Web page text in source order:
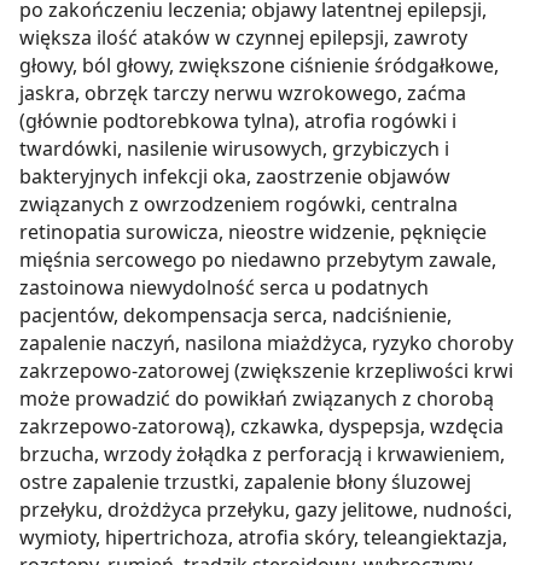
po zakończeniu leczenia; objawy latentnej epilepsji,
większa ilość ataków w czynnej epilepsji, zawroty
głowy, ból głowy, zwiększone ciśnienie śródgałkowe,
jaskra, obrzęk tarczy nerwu wzrokowego, zaćma
(głównie podtorebkowa tylna), atrofia rogówki i
twardówki, nasilenie wirusowych, grzybiczych i
bakteryjnych infekcji oka, zaostrzenie objawów
związanych z owrzodzeniem rogówki, centralna
retinopatia surowicza, nieostre widzenie, pęknięcie
mięśnia sercowego po niedawno przebytym zawale,
zastoinowa niewydolność serca u podatnych
pacjentów, dekompensacja serca, nadciśnienie,
zapalenie naczyń, nasilona miażdżyca, ryzyko choroby
zakrzepowo-zatorowej (zwiększenie krzepliwości krwi
może prowadzić do powikłań związanych z chorobą
zakrzepowo-zatorową), czkawka, dyspepsja, wzdęcia
brzucha, wrzody żołądka z perforacją i krwawieniem,
ostre zapalenie trzustki, zapalenie błony śluzowej
przełyku, drożdżyca przełyku, gazy jelitowe, nudności,
wymioty, hipertrichoza, atrofia skóry, teleangiektazja,